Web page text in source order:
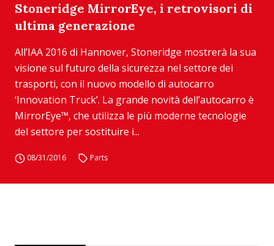
Stoneridge MirrorEye, i retrovisori di
ultima generazione
All’IAA 2016 di Hannover, Stoneridge mostrerà la sua
visione sul futuro della sicurezza nel settore dei
trasporti, con il nuovo modello di autocarro
‘Innovation Truck’. La grande novità dell’autocarro è
MirrorEye™, che utilizza le più moderne tecnologie
del settore per sostituire i...
08/31/2016 Parts